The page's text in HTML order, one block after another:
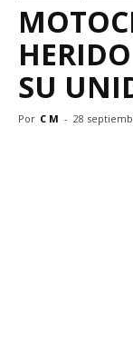
SU
Por C M - 28